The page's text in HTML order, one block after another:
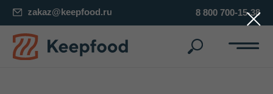
zakaz@keepfood.ru